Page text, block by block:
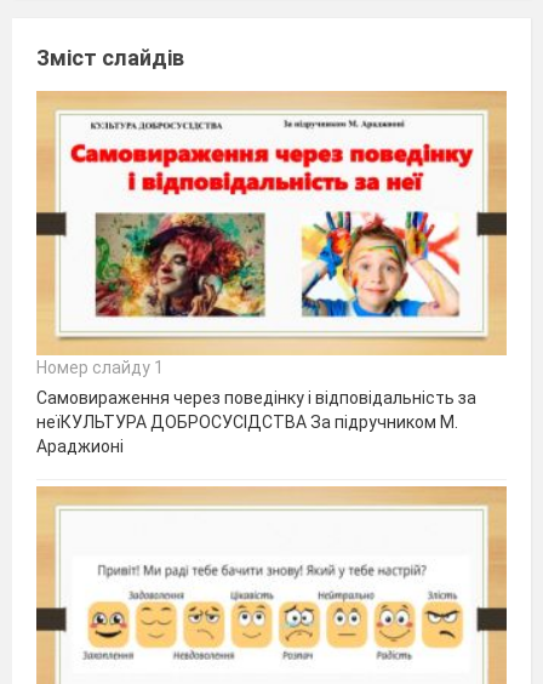
Зміст слайдів
Номер слайду 1
Самовираження через поведінку і відповідальність за
неїКУЛЬТУРА ДОБРОСУСІДСТВА За підручником М.
Араджионі